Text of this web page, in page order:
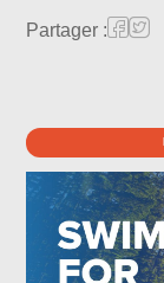
Partager :